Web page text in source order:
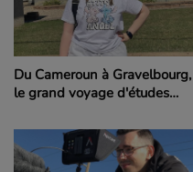
Du Cameroun à Gravelbourg,
le grand voyage d'études